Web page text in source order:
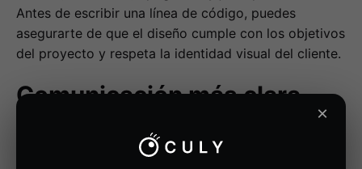
Antes de escribir una línea de código, puedes
asegurarte de que el diseño cumple con los objetivos
del proyecto y respeta la identidad visual del cliente.
Comunicación más clara
Uno de los mayores retos deldiseño web
×